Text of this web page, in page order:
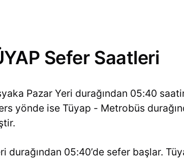
Sefer Saatleri
Pazar Yeri durağından 05:40
yönde ise Tüyap - Metrobüs
durağından 05:40’de sefer başlar.